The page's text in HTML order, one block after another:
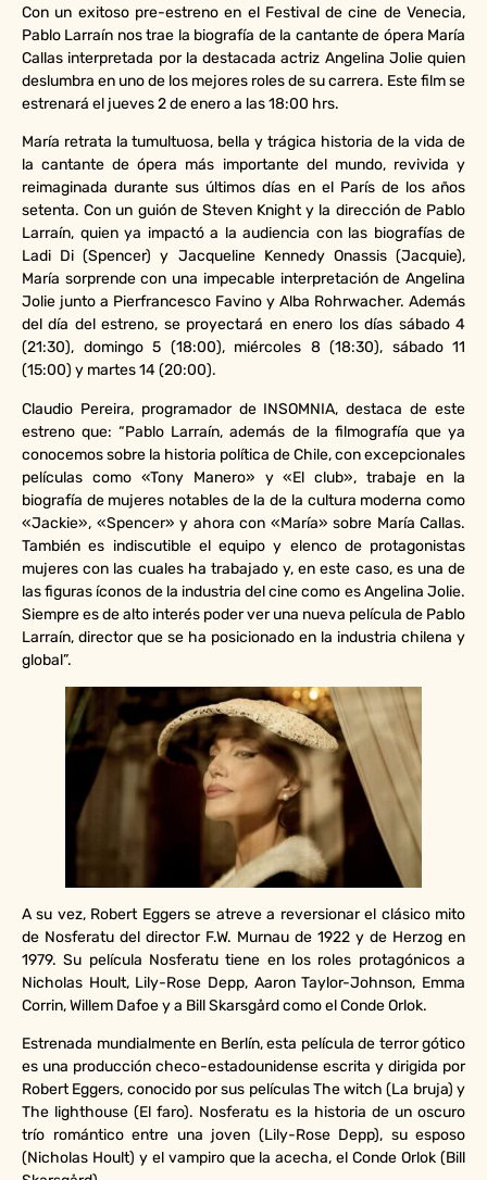
Con un exitoso pre-estreno en el Festival de cine de Venecia,
Pablo Larraín nos trae la biografía de la cantante de ópera María
Callas interpretada por la destacada actriz Angelina Jolie quien
deslumbra en uno de los mejores roles de su carrera. Este film se
estrenará el jueves 2 de enero a las 18:00 hrs.
María retrata la tumultuosa, bella y trágica historia de la vida de
la cantante de ópera más importante del mundo, revivida y
reimaginada durante sus últimos días en el París de los años
setenta. Con un guión de Steven Knight y la dirección de Pablo
Larraín, quien ya impactó a la audiencia con las biografías de
Ladi Di (Spencer) y Jacqueline Kennedy Onassis (Jacquie),
María sorprende con una impecable interpretación de Angelina
Jolie junto a Pierfrancesco Favino y Alba Rohrwacher. Además
del día del estreno, se proyectará en enero los días sábado 4
(21:30), domingo 5 (18:00), miércoles 8 (18:30), sábado 11
(15:00) y martes 14 (20:00).
Claudio Pereira, programador de INSOMNIA, destaca de este
estreno que: “Pablo Larraín, además de la filmografía que ya
conocemos sobre la historia política de Chile, con excepcionales
películas como «Tony Manero» y «El club», trabaje en la
biografía de mujeres notables de la de la cultura moderna como
«Jackie», «Spencer» y ahora con «María» sobre María Callas.
También es indiscutible el equipo y elenco de protagonistas
mujeres con las cuales ha trabajado y, en este caso, es una de
las figuras íconos de la industria del cine como es Angelina Jolie.
Siempre es de alto interés poder ver una nueva película de Pablo
Larraín, director que se ha posicionado en la industria chilena y
global”.
A su vez, Robert Eggers se atreve a reversionar el clásico mito
de Nosferatu del director F.W. Murnau de 1922 y de Herzog en
1979. Su película Nosferatu tiene en los roles protagónicos a
Nicholas Hoult, Lily-Rose Depp, Aaron Taylor-Johnson, Emma
Corrin, Willem Dafoe y a Bill Skarsgård como el Conde Orlok.
Estrenada mundialmente en Berlín, esta película de terror gótico
es una producción checo-estadounidense escrita y dirigida por
Robert Eggers, conocido por sus películas The witch (La bruja) y
The lighthouse (El faro). Nosferatu es la historia de un oscuro
trío romántico entre una joven (Lily-Rose Depp), su esposo
(Nicholas Hoult) y el vampiro que la acecha, el Conde Orlok (Bill